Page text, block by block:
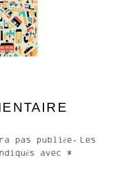
pas publiée. Les
avec *